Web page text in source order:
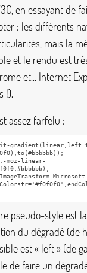
en essayant de
: les différents
mais la
et le rendu est
et... Internet
!).
assez farfelu :
pseudo-style est
du dégradé (de
est « left» (de
de faire un